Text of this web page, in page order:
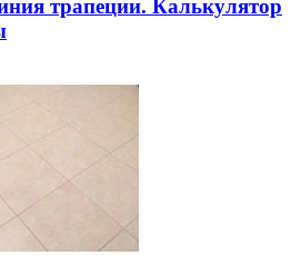
трапеции. Калькулятор